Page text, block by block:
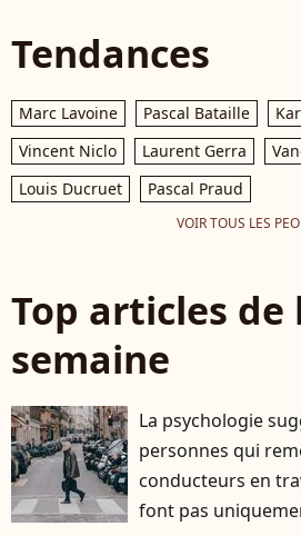
Tendances
Marc Lavoine Pascal Bataille
Vincent Niclo
Laurent Gerra
Louis Ducruet
Pascal Praud
VOIR TOUS LES
Top articles de
semaine
La psychologie
personnes qui
conducteurs en
font pas